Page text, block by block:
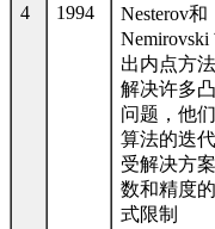
4 1994 Nesterov和
Nemirovski
出内点方
解决许多
问题，他
算法的迭
受解决方
数和精度
式限制